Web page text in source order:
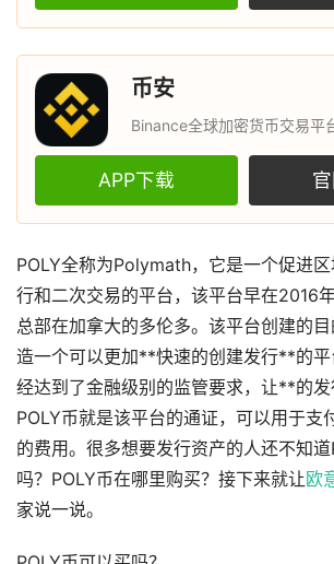
币安
Binance全球加密货币交易平
APP下载
POLY全称为Polymath，它是一个促进
行和二次交易的平台，该平台早在2016
总部在加拿大的多伦多。该平台创建的
造一个可以更加**快速的创建发行**的
经达到了金融级别的监管要求，让**的发
POLY币就是该平台的通证，可以用于支
的费用。很多想要发行资产的人还不知
吗？POLY币在哪里购买？接下来就让欧
家说一说。